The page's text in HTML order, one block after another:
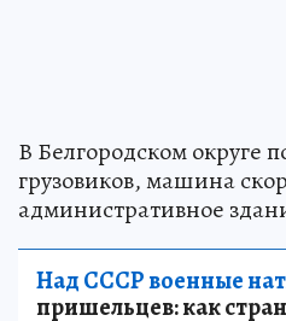
В Белгородском округе
грузовиков, машина
административное
Над СССР военные
пришельцев: как